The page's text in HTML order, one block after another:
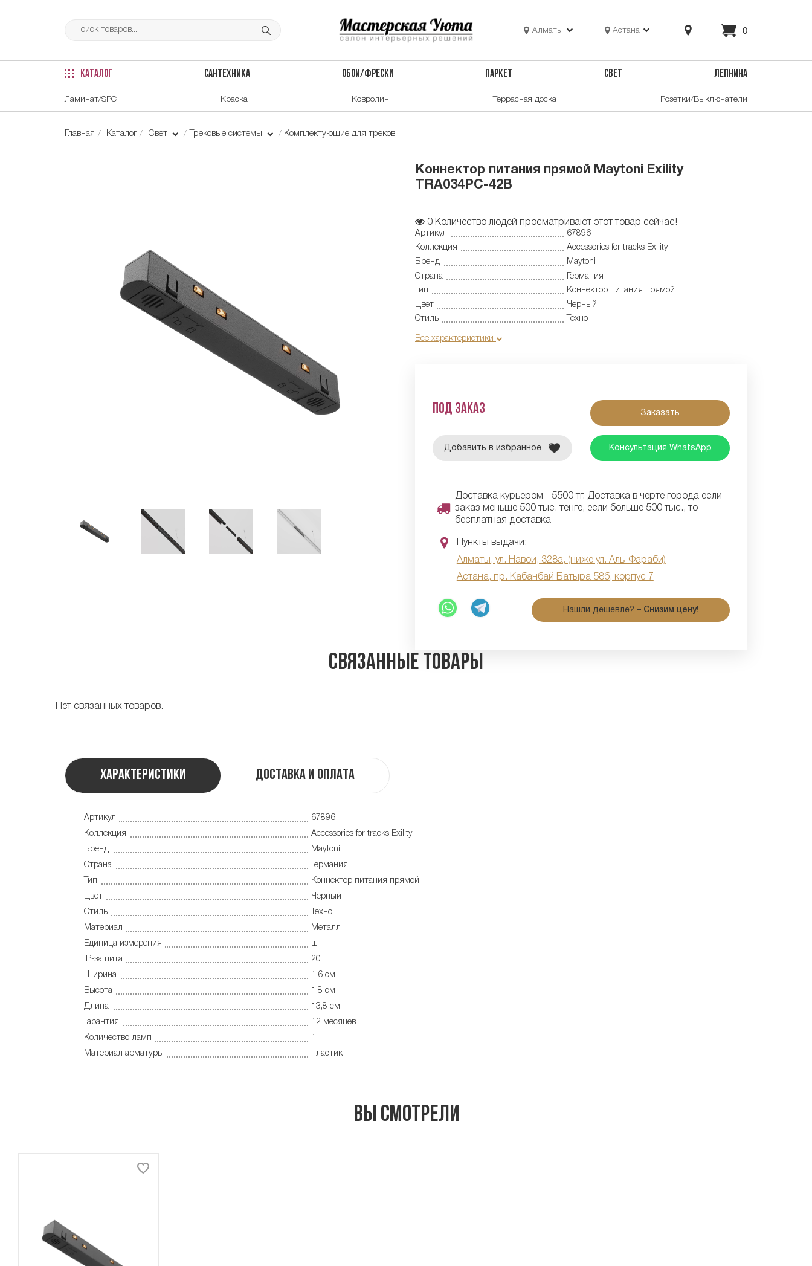
Алматы Астана 0
КАТАЛОГ САНТЕХНИКА ОБОИ/ФРЕСКИ ПАРКЕТ СВЕТ ЛЕПНИНА
Ламинат/SPC Краска Ковролин Террасная доска Розетки/Выключатели
Главная Каталог Свет Трековые системы Комплектующие для треков
Коннектор питания прямой Maytoni Exility
TRA034PC-42B
0 Количество людей просматривают этот товар сейчас!
Артикул
67896
Коллекция
Accessories for tracks Exility
Бренд
Maytoni
Страна
Германия
Тип
Коннектор питания прямой
Цвет
Черный
Стиль
Техно
Все характеристики
Под заказ Заказать
Добавить в избранное Консультация WhatsApp
Доставка курьером - 5500 тг. Доставка в черте города если
заказ меньше 500 тыс. тенге, если больше 500 тыс., то
бесплатная доставка
Пункты выдачи:
Алматы, ул. Навои, 328а, (ниже ул. Аль-Фараби)
Астана, пр. Кабанбай Батыра 58б, корпус 7
Нашли дешевле? – Снизим цену!
Связанные товары
Нет связанных товаров.
Характеристики Доставка и оплата
Артикул
67896
Коллекция
Accessories for tracks Exility
Бренд
Maytoni
Страна
Германия
Тип
Коннектор питания прямой
Цвет
Черный
Стиль
Техно
Материал
Металл
Единица измерения
шт
IP-защита
20
Ширина
1,6 см
Высота
1,8 см
Длина
13,8 см
Гарантия
12 месяцев
Количество ламп
1
Материал арматуры
пластик
Вы смотрели